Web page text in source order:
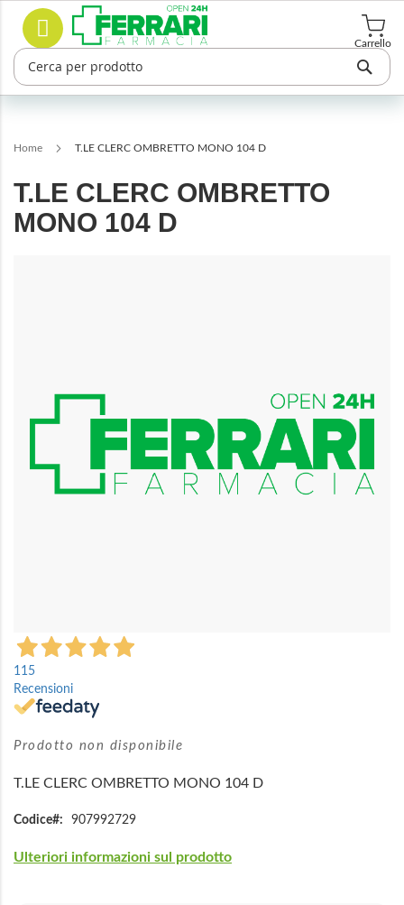
Salta
contenuto
Carrello
Cerca
Home T.LE CLERC OMBRETTO MONO 104 D
T.LE CLERC OMBRETTO
MONO 104 D
Vai
all'inizio
della
galleria
di
115
Recensioni
Prodotto non disponibile
T.LE CLERC OMBRETTO MONO 104 D
Codice 907992729
Ulteriori informazioni sul prodotto